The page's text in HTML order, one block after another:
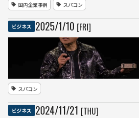
国内企業事例 スパコン
ビジネス 2025/1/10 [FRI]
スパコン
ビジネス 2024/11/21 [THU]